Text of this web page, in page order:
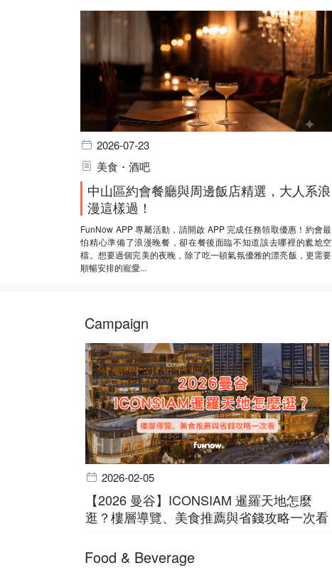
2026-07-23
美食・酒吧
中山區約會餐廳與周邊飯店精選，大人系浪
漫這樣過！
FunNow APP 專屬活動，請開啟 APP 完成任務領取優惠！約會最
怕精心準備了浪漫晚餐，卻在餐後面臨不知道該去哪裡的尷尬空
檔。想要過個完美的夜晚，除了吃一頓氣氛優雅的漂亮飯，更需要
順暢安排的寵愛...
Campaign
2026-02-05
【2026 曼谷】ICONSIAM 暹羅天地怎麼
逛？樓層導覽、美食推薦與省錢攻略一次看
Food & Beverage